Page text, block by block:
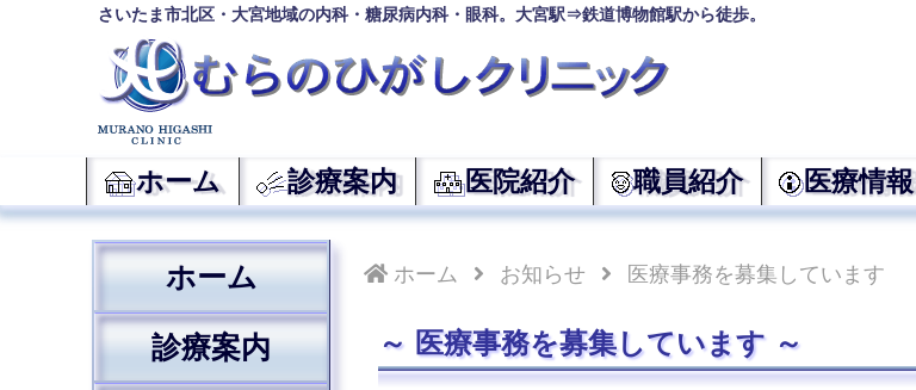
さいたま市北区・大宮地域の内科・糖尿病内科・眼科。大宮駅⇒鉄道博物館駅から徒歩。
ホーム 診療案内 医院紹介 職員紹介 医療情報
ホーム お知らせ 医療事務を募集しています
医療事務を募集しています
ホーム
診療案内